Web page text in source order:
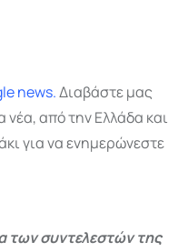
news.Διαβάστε μας
νέα, από την Ελλάδα και
για να ενημερώνεστε
των συντελεστών της